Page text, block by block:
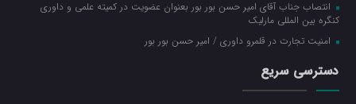
انتصاب جناب آقای امیر حسن بور بور بعنوان عضویت در کمیته علمی و داوری
کنگره بین المللی مارلیک
امنیت تجارت در قلمرو داوری / امیر حسن بور بور
دسترسی سریع